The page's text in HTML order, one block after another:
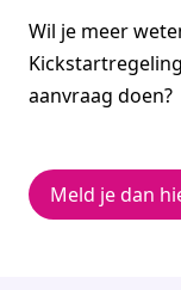
Wil je meer
aanvraag doen?
Meld je dan